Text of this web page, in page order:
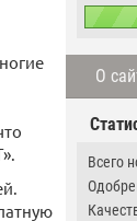
О
Всего